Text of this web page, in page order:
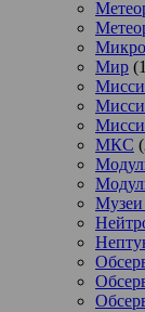
Мир
МКС
Музеи